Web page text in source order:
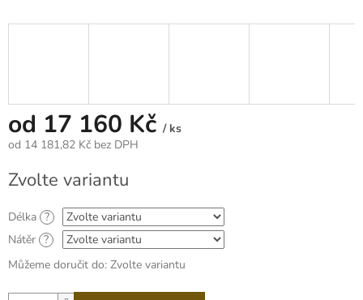
od 17 160 Kč / ks
od 14 181,82 Kč bez DPH
cena:
Zvolte variantu
Délka ?
Nátěr ?
Můžeme doručit do: Zvolte variantu